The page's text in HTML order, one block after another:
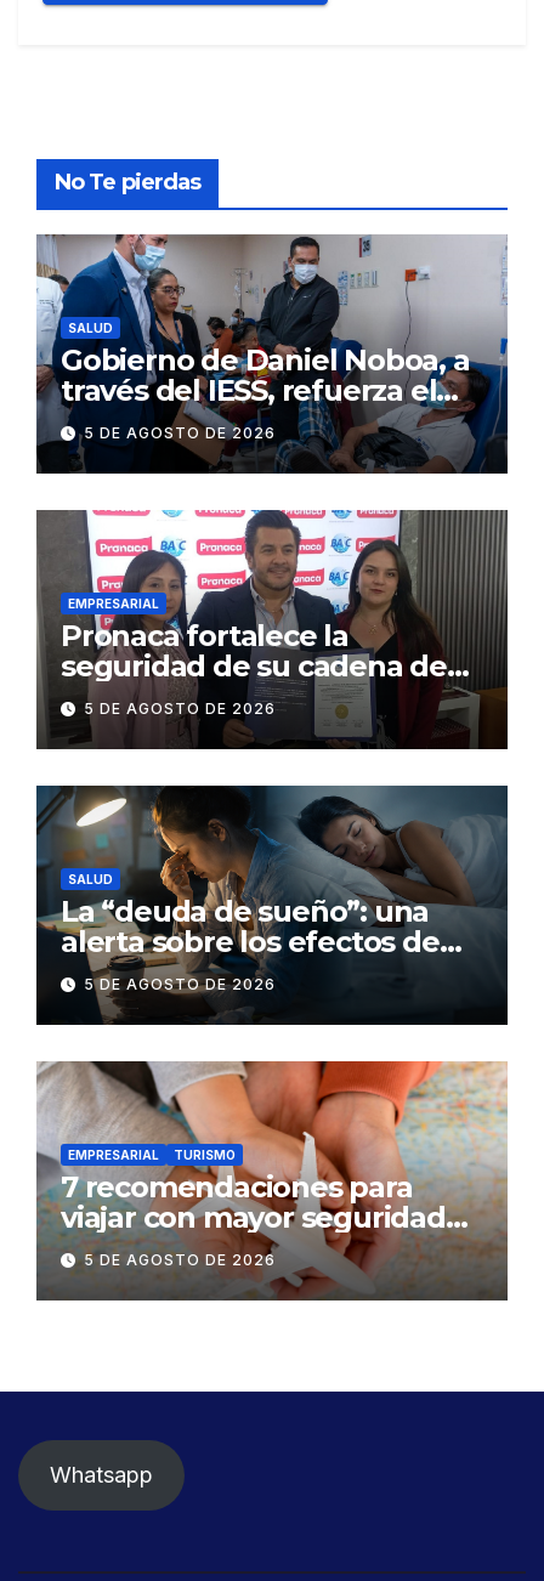
No Te pierdas
SALUD
Gobierno de Daniel Noboa, a
través del IESS, refuerza el
abastecimiento de insulina
en 86 establecimientos de
salud
5 DE AGOSTO DE 2026
EMPRESARIAL
Pronaca fortalece la
seguridad de su cadena de
suministro con certificación
BASC en dos plantas
5 DE AGOSTO DE 2026
SALUD
La “deuda de sueño”: una
alerta sobre los efectos de
dormir mal en la salud física y
mental
5 DE AGOSTO DE 2026
EMPRESARIAL TURISMO
7 recomendaciones para
viajar con mayor seguridad
dentro y fuera del Ecuador
5 DE AGOSTO DE 2026
Whatsapp